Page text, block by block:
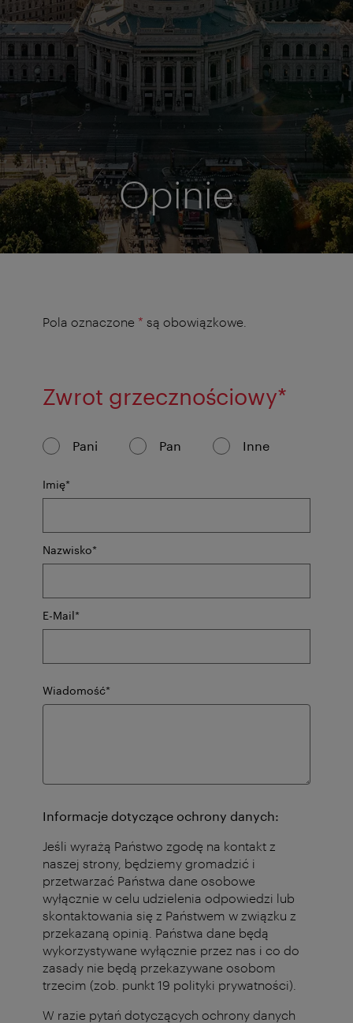
Opinie
Pola oznaczone * są obowiązkowe.
Zwrot grzecznościowy*
Pani Pan Inne
Imię*pole
obowiązkowe
Nazwisko*pole
obowiązkowe
E-Mail*pole
obowiązkowe
Wiadomość*pole
obowiązkowe
Informacje dotyczące ochrony danych:
Jeśli wyrażą Państwo zgodę na kontakt z
naszej strony, będziemy gromadzić i
przetwarzać Państwa dane osobowe
wyłącznie w celu udzielenia odpowiedzi lub
skontaktowania się z Państwem w związku z
przekazaną opinią. Państwa dane będą
wykorzystywane wyłącznie przez nas i co do
zasady nie będą przekazywane osobom
trzecim (zob. punkt 19 polityki prywatności).
W razie pytań dotyczących ochrony danych